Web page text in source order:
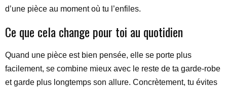
d’une pièce au moment où tu l’enfiles.
Ce que cela change pour toi au quotidien
Quand une pièce est bien pensée, elle se porte plus
facilement, se combine mieux avec le reste de ta garde-robe
et garde plus longtemps son allure. Concrètement, tu évites